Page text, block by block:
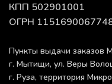
КПП 502901001
ОГРН
Пункты выдачи заказов
г. Мытищи, ул. Веры
г. Руза, территория